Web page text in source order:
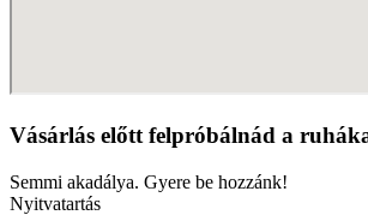
Vásárlás előtt felpróbálnád a
Semmi akadálya. Gyere be hozzánk!
Nyitvatartás